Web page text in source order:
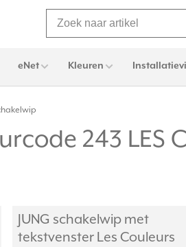
eNet Kleuren
243 LES
JUNG schakelwip met
tekstvenster Les Couleurs